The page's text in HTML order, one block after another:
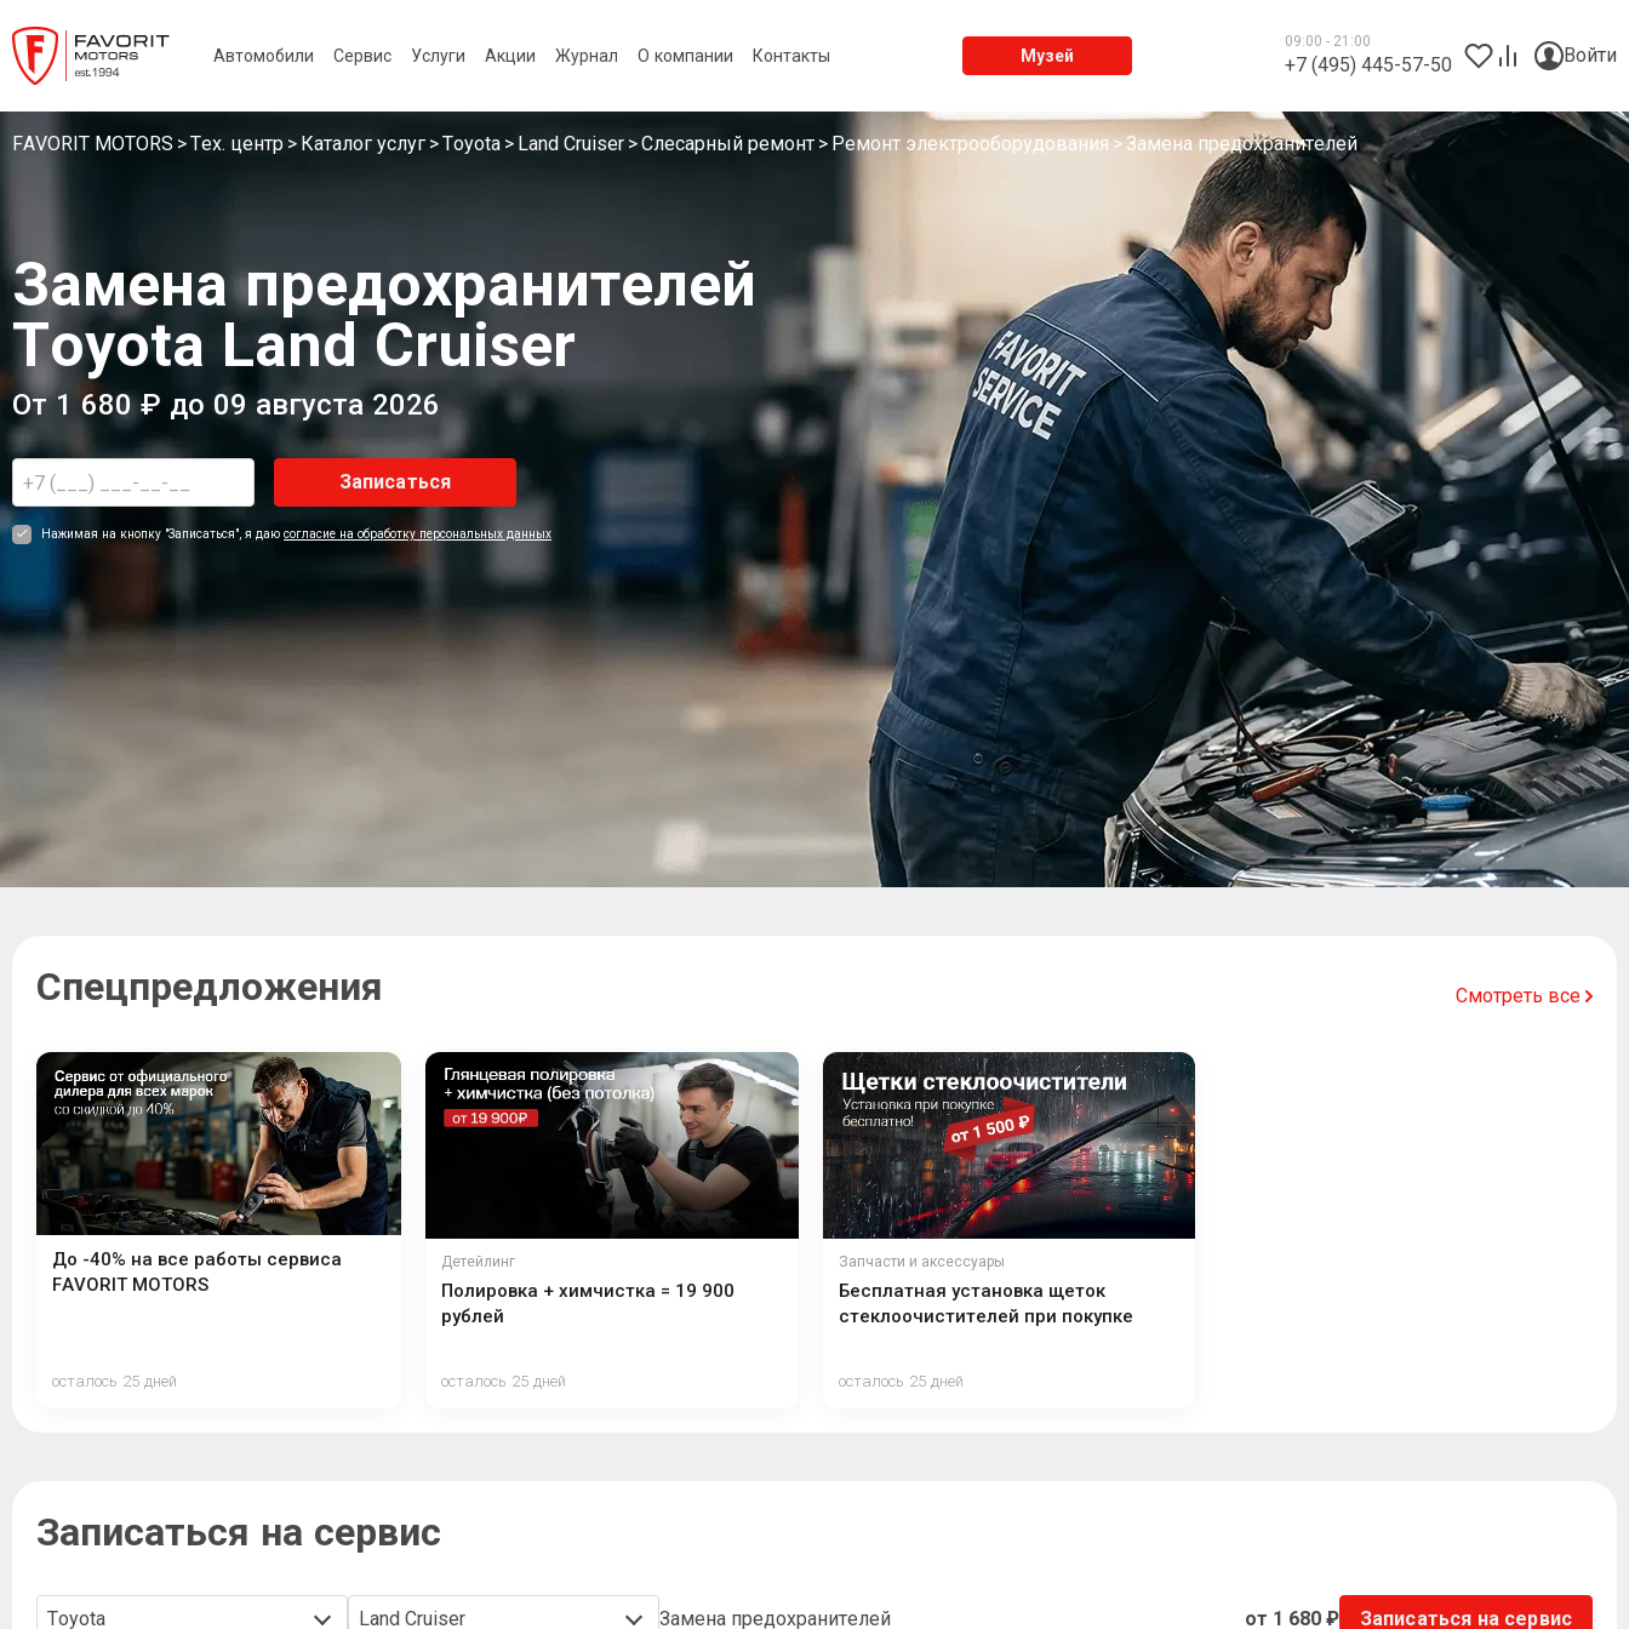
Автомобили Сервис Услуги Акции Журнал О компании Контакты Музей
09:00 - 21:00
+7 (495) 445-57-50 Войти
FAVORIT MOTORS Тех. центр Каталог услуг Toyota Land Cruiser Слесарный ремонт Ремонт электрооборудования Замена предохранителей
Замена предохранителей
Toyota Land Cruiser
От 1 680 ₽ до 09 августа 2026
Записаться
Нажимая на кнопку "Записаться", я даю согласие на обработку персональных данных
Спецпредложения Смотреть все
До -40% на все работы сервиса
FAVORIT MOTORS
осталось 25 дней
Детейлинг
Полировка + химчистка = 19 900
рублей
осталось 25 дней
Запчасти и аксессуары
Бесплатная установка щеток
стеклоочистителей при покупке
осталось 25 дней
Записаться на сервис
Toyota Land Cruiser Замена предохранителей от 1 680 ₽ Записаться на сервис